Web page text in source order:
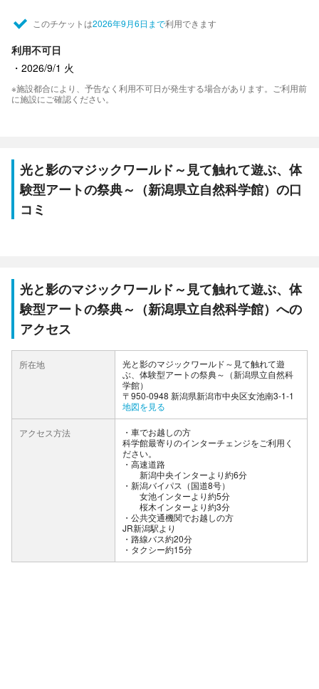
このチケットは2026年9月6日まで利用できます
利用不可日
2026/9/1 火
※施設都合により、予告なく利用不可日が発生する場合があります。ご利用前
に施設にご確認ください。
光と影のマジックワールド～見て触れて遊ぶ、体
験型アートの祭典～（新潟県立自然科学館）の口
コミ
光と影のマジックワールド～見て触れて遊ぶ、体
験型アートの祭典～（新潟県立自然科学館）への
アクセス
所在地
光と影のマジックワールド～見て触れて遊
ぶ、体験型アートの祭典～（新潟県立自然科
学館）
〒950-0948 新潟県新潟市中央区女池南3‐1‐1
地図を見る
アクセス方法
車でお越しの方
科学館最寄りのインターチェンジをご利用く
ださい。
・高速道路
新潟中央インターより約6分
・新潟バイパス（国道8号）
女池インターより約5分
桜木インターより約3分
公共交通機関でお越しの方
JR新潟駅より
・路線バス約20分
・タクシー約15分